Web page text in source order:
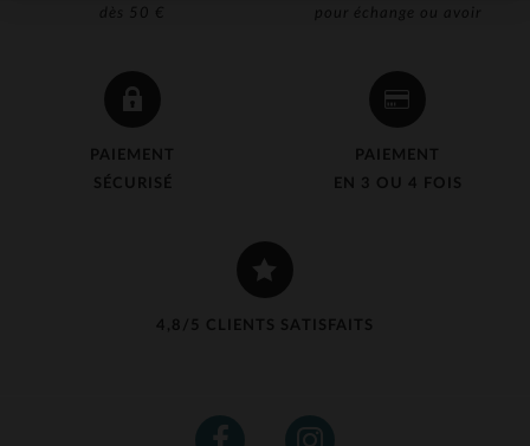
dès 50 €
pour échange ou avoir
PAIEMENT
SÉCURISÉ
PAIEMENT
EN 3 OU 4 FOIS
4,8/5 CLIENTS SATISFAITS